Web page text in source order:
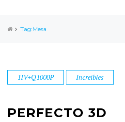
Tag:Mesa
1IV+Q1000P Increibles
PERFECTO 3D